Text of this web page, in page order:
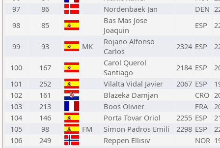
97
86 Nordenbaek Jan DEN
98
85
Bas Mas Jose
Joaquin
ESP
99 93 MK
Rojano Alfonso
Carlos
2324 ESP
100 167
Carol Querol
Santiago
2184 ESP
101
252 Vilalta Vidal Javier 2067 ESP
102
161 Blazeka Damjan CRO
103
213 Boos Olivier FRA
104
146 Porta Tovar Oriol 2255 ESP
105
98 FM Simon Padros Emili 2298 ESP
106
249 Reppen Ellisiv NOR